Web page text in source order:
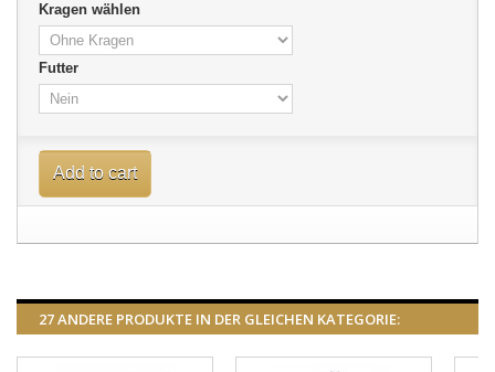
Kragen wählen
Futter
Add to cart
27 ANDERE PRODUKTE IN DER GLEICHEN KATEGORIE: